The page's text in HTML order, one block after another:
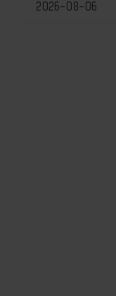
2026-08-06